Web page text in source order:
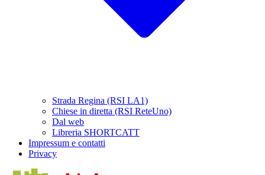
Strada Regina (RSI LA1)
Chiese in diretta (RSI ReteUno)
Dal web
Libreria SHORTCATT
Impressum e contatti
Privacy